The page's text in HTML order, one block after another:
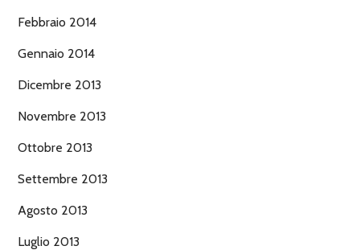
Febbraio 2014
Gennaio 2014
Dicembre 2013
Novembre 2013
Ottobre 2013
Settembre 2013
Agosto 2013
Luglio 2013